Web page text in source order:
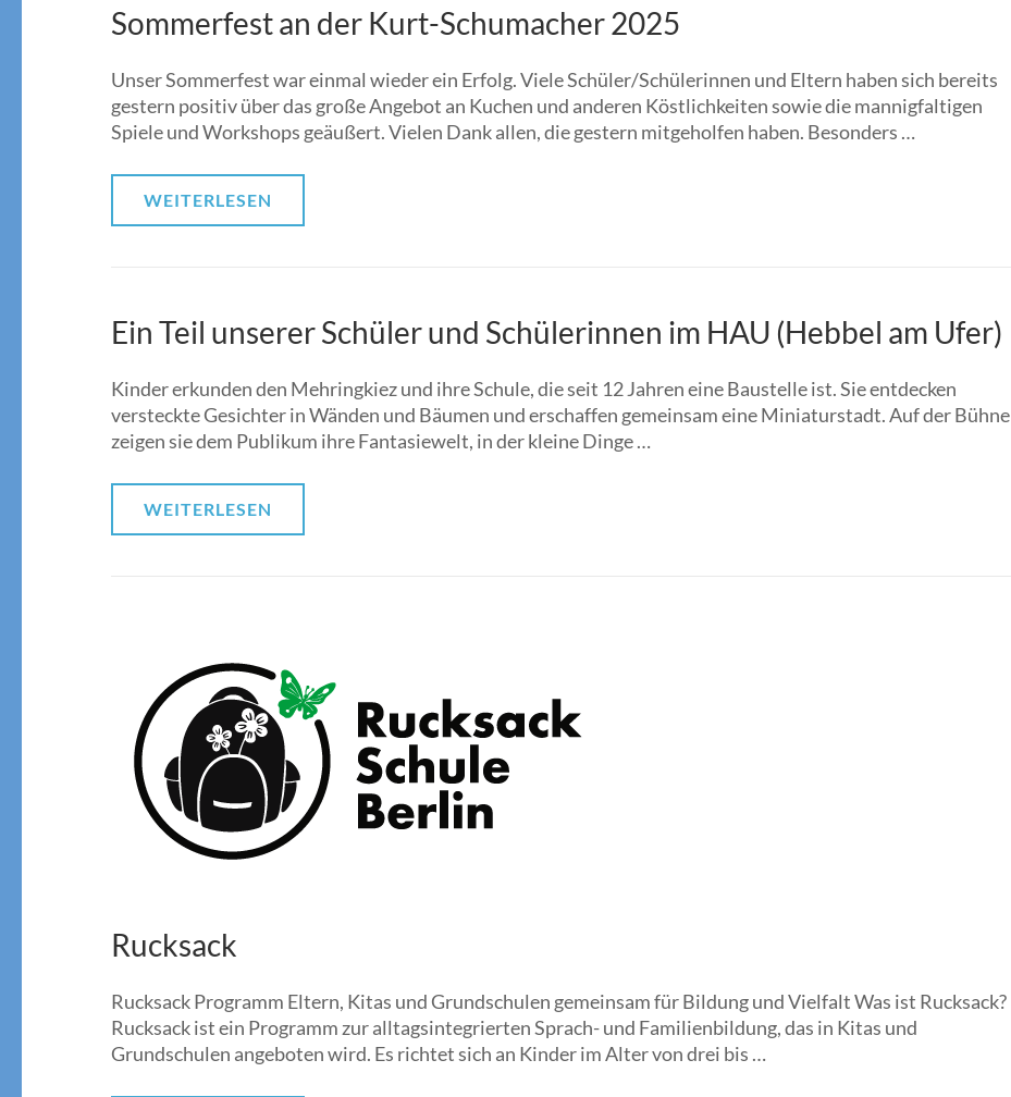
Sommerfest an der Kurt-Schumacher 2025
Unser Sommerfest war einmal wieder ein Erfolg. Viele Schüler/Schülerinnen und Eltern haben sich bereits
gestern positiv über das große Angebot an Kuchen und anderen Köstlichkeiten sowie die mannigfaltigen
Spiele und Workshops geäußert. Vielen Dank allen, die gestern mitgeholfen haben. Besonders …
WEITERLESEN
Ein Teil unserer Schüler und Schülerinnen im HAU (Hebbel am Ufer)
Kinder erkunden den Mehringkiez und ihre Schule, die seit 12 Jahren eine Baustelle ist. Sie entdecken
versteckte Gesichter in Wänden und Bäumen und erschaffen gemeinsam eine Miniaturstadt. Auf der Bühne
zeigen sie dem Publikum ihre Fantasiewelt, in der kleine Dinge …
WEITERLESEN
Rucksack
Rucksack Programm Eltern, Kitas und Grundschulen gemeinsam für Bildung und Vielfalt Was ist Rucksack?
Rucksack ist ein Programm zur alltagsintegrierten Sprach- und Familienbildung, das in Kitas und
Grundschulen angeboten wird. Es richtet sich an Kinder im Alter von drei bis …